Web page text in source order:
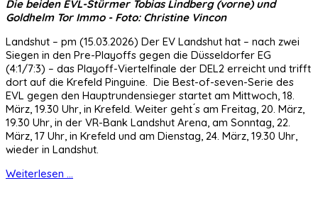
Die beiden EVL-Stürmer Tobias Lindberg (vorne) und
Goldhelm Tor Immo - Foto: Christine Vincon
Landshut – pm (15.03.2026) Der EV Landshut hat – nach zwei
Siegen in den Pre-Playoffs gegen die Düsseldorfer EG
(4:1/7:3) – das Playoff-Viertelfinale der DEL2 erreicht und trifft
dort auf die Krefeld Pinguine. Die Best-of-seven-Serie des
EVL gegen den Hauptrundensieger startet am Mittwoch, 18.
März, 19.30 Uhr, in Krefeld. Weiter geht ́s am Freitag, 20. März,
19.30 Uhr, in der VR-Bank Landshut Arena, am Sonntag, 22.
März, 17 Uhr, in Krefeld und am Dienstag, 24. März, 19.30 Uhr,
wieder in Landshut.
Weiterlesen ...